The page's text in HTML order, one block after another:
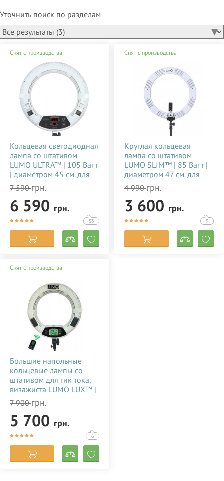
Уточнить поиск по разделам
Снят с производства
Кольцевая светодиодная
лампа со штативом
LUMO ULTRA™ | 105 Ватт
| диаметром 45 см. для
тик тока, визажиста,
косметолога, блогера,
фото, видеосъемки
купить недорого в
Украине 356784
7 590грн.
6 590 грн.
53
Снят с производства
Круглая кольцевая
лампа со штативом
LUMO SLIM™ | 85 Ватт |
диаметром 47 см. для
съемки видео тик ток,
блогеров, визажиста,
макияжа купить
недорого в Украине
(Киеве) 356785
4 990грн.
3 600 грн.
9
Снят с производства
Большие напольные
кольцевые лампы со
штативом для тик тока,
визажиста LUMO LUX™ |
96 Ватт | диаметром 45
см. с держателем для
телефона купить
недорого в Украине
(Одессе) 356786
7 900грн.
5 700 грн.
6